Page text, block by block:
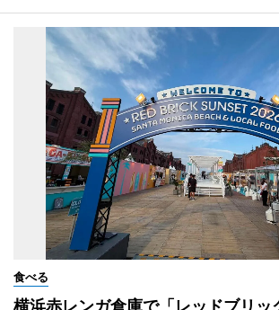
食べる
横浜赤レンガ倉庫で「レッドブリッ